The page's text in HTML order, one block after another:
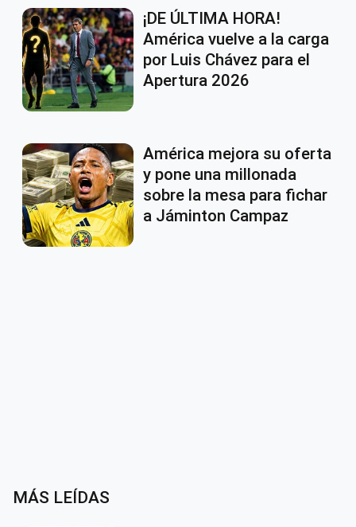
¡DE ÚLTIMA HORA!
América vuelve a la carga
por Luis Chávez para el
Apertura 2026
América mejora su oferta
y pone una millonada
sobre la mesa para fichar
a Jáminton Campaz
MÁS LEÍDAS